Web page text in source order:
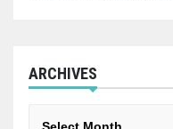
ARCHIVES